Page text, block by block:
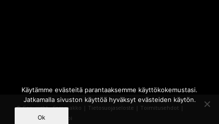
© Copyright - Sammakko | Tietosuojaseloste | Toimitusehdot |
Powered by
iQWebbi
Käytämme evästeitä parantaaksemme käyttökokemustasi.
Jatkamalla sivuston käyttöä hyväksyt evästeiden käytön.
Ok